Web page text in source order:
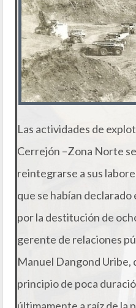
Las actividades de
Cerrejón –Zona Norte
reintegrarse a sus
que se habían
por la destitución de
gerente de relaciones
Manuel Dangond Uribe,
principio de poca